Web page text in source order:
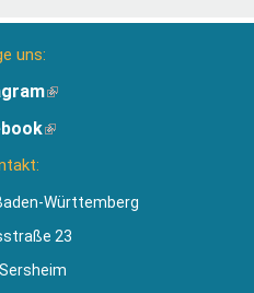
uns:
(Link
extern)
(Link
Württemberg
23